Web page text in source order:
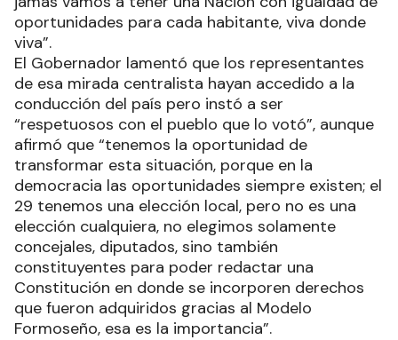
oportunidades para cada habitante, viva donde
viva”.
El Gobernador lamentó que los representantes
de esa mirada centralista hayan accedido a la
conducción del país pero instó a ser
“respetuosos con el pueblo que lo votó”, aunque
afirmó que “tenemos la oportunidad de
transformar esta situación, porque en la
democracia las oportunidades siempre existen; el
29 tenemos una elección local, pero no es una
elección cualquiera, no elegimos solamente
concejales, diputados, sino también
constituyentes para poder redactar una
Constitución en donde se incorporen derechos
que fueron adquiridos gracias al Modelo
Formoseño, esa es la importancia”.